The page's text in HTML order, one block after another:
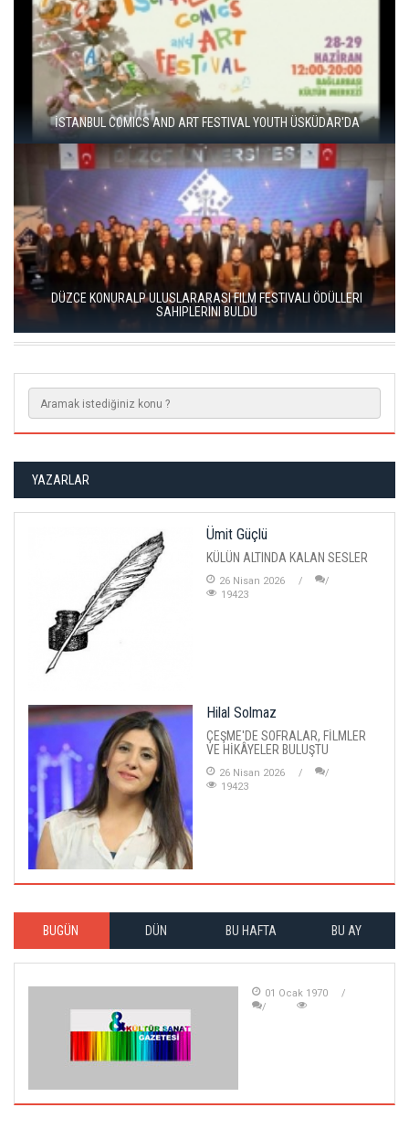
İSTANBUL COMICS AND ART FESTIVAL YOUTH ÜSKÜDAR'DA
DÜZCE KONURALP ULUSLARARASI FILM FESTIVALI ÖDÜLLERI
SAHIPLERINI BULDU
YAZARLAR
Ümit Güçlü
KÜLÜN ALTINDA KALAN SESLER
26 Nisan 2026
19423
Hilal Solmaz
ÇEŞME'DE SOFRALAR, FİLMLER
VE HİKÂYELER BULUŞTU
26 Nisan 2026
19423
BUGÜN DÜN BU HAFTA BU AY
01 Ocak 1970